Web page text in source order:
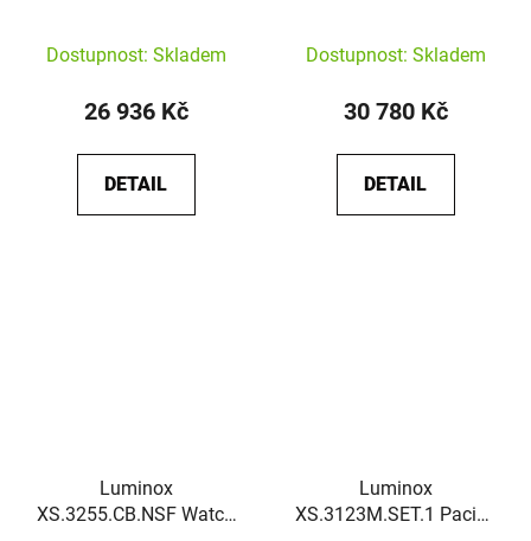
Dostupnost: Skladem
26 936 Kč
DETAIL
Dostupnost: Skladem
30 780 Kč
DETAIL
Luminox
XS.3255.CB.NSF Watch
Luminox
XS.3123M.SET.1 Pacific